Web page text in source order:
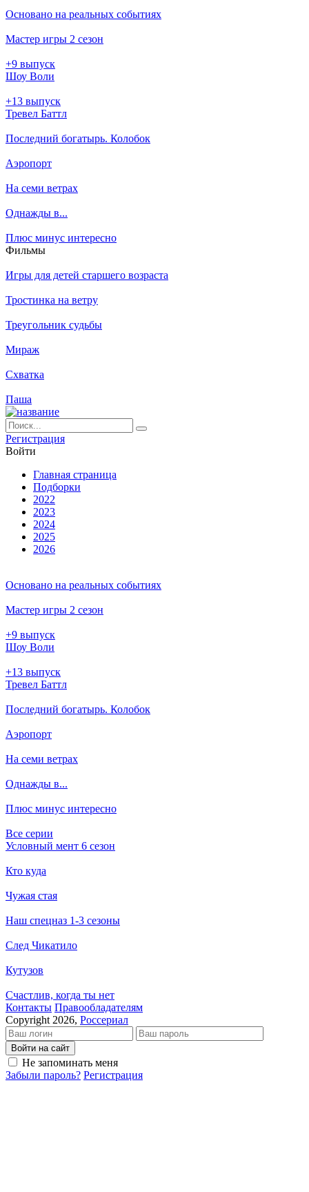
Основано на реальных событиях
Мастер игры 2 сезон
+9 выпуск
Шоу Воли
+13 выпуск
Тревел Баттл
Последний богатырь. Колобок
Аэропорт
На семи ветрах
Однажды в...
Плюс минус интересно
Филь­мы
Игры для детей старшего возраста
Тростинка на ветру
Треугольник судьбы
Мираж
Схватка
Паша
Ре­ги­ст­ра­ция
Вой­ти
Глав­ная стра­ни­ца
Подборки
2022
2023
2024
2025
2026
Основано на реальных событиях
Мастер игры 2 сезон
+9 выпуск
Шоу Воли
+13 выпуск
Тревел Баттл
Последний богатырь. Колобок
Аэропорт
На семи ветрах
Однажды в...
Плюс минус интересно
Все серии
Условный мент 6 сезон
Кто куда
Чужая стая
Наш спецназ 1-3 сезоны
След Чикатило
Кутузов
Счастлив, когда ты нет
Кон­так­ты Пра­во­об­ла­да­те­лям
Copyright 2026, Россериал
Войти на сайт
Не запоминать меня
Забыли пароль? Регистрация